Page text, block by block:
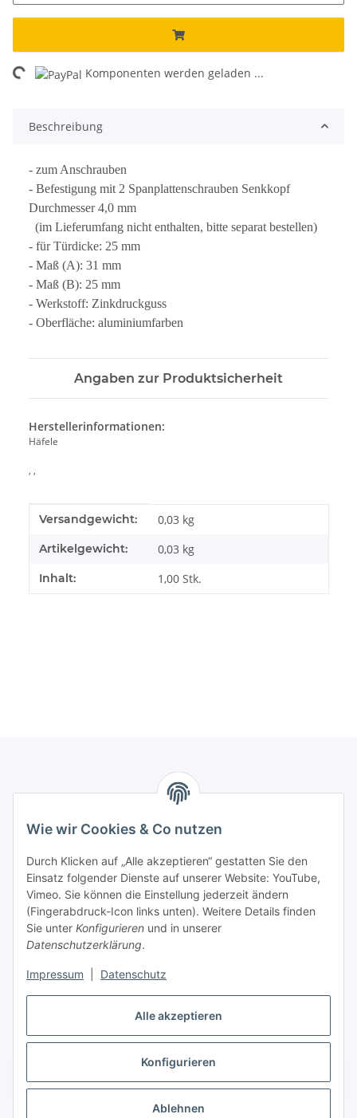
Alle akzeptieren
Konfigurieren
Ablehnen
Wie wir Cookies & Co nutzen
Durch Klicken auf „Alle akzeptieren“ gestatten Sie den
Einsatz folgender Dienste auf unserer Website: YouTube,
Vimeo. Sie können die Einstellung jederzeit ändern
(Fingerabdruck-Icon links unten). Weitere Details finden
Sie unter Konfigurieren und in unserer
Datenschutzerklärung.
Impressum Datenschutz
Komponenten werden geladen ...
Beschreibung
- zum Anschrauben
- Befestigung mit 2 Spanplattenschrauben Senkkopf
Durchmesser 4,0 mm
(im Lieferumfang nicht enthalten, bitte separat bestellen)
- für Türdicke: 25 mm
- Maß (A): 31 mm
- Maß (B): 25 mm
- Werkstoff: Zinkdruckguss
- Oberfläche: aluminiumfarben
Angaben zur Produktsicherheit
Herstellerinformationen:
Häfele
, ,
Produkteigenschaft
Wert
Versandgewicht: 0,03 kg
Artikelgewicht: 0,03 kg
Inhalt: 1,00 Stk.
Informationen
Gesetzliche Informationen
Zahlungsarten
Vertrag widerrufen
* Alle Preise inkl. gesetzlicher USt., zzgl.Versand